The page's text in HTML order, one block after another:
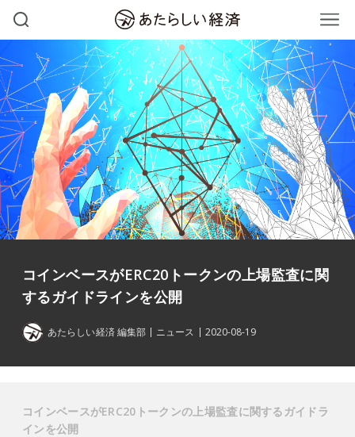
コインベースがERC20トークンの上場監査に関
するガイドラインを公開
あたらしい経済 編集部 ニュース 2020-08-19
コインベースがERC20トークンの上場監査に関するガイドラ
インを公開